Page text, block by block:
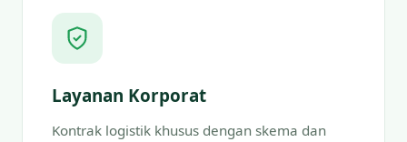
Layanan Korporat
Kontrak logistik khusus dengan skema dan